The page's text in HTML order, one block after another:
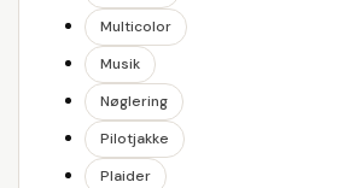
Multicolor
Musik
Nøglering
Pilotjakke
Plaider